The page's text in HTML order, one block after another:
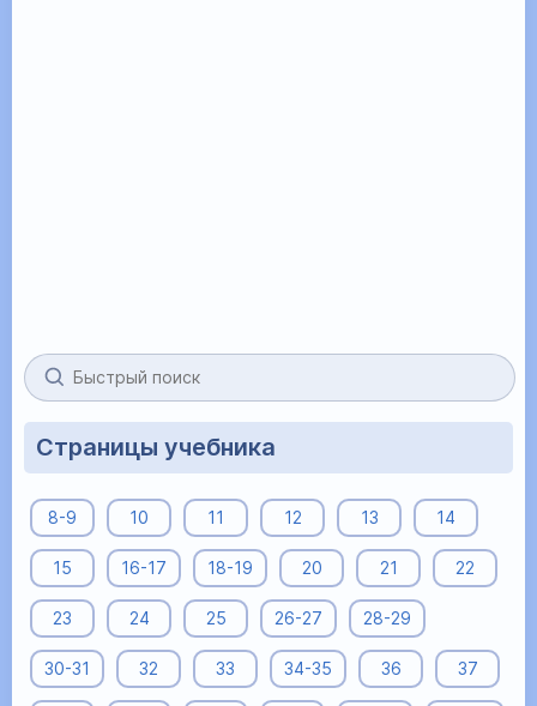
Страницы учебника
8-9 10 11 12 13 14
15 16-17 18-19 20 21 22
23 24 25 26-27 28-29
30-31 32 33 34-35 36 37